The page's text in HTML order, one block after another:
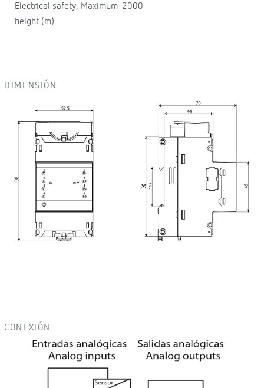
Electrical safety, Maximum
height (m)
2000
DIMENSIÓN
CONEXIÓN